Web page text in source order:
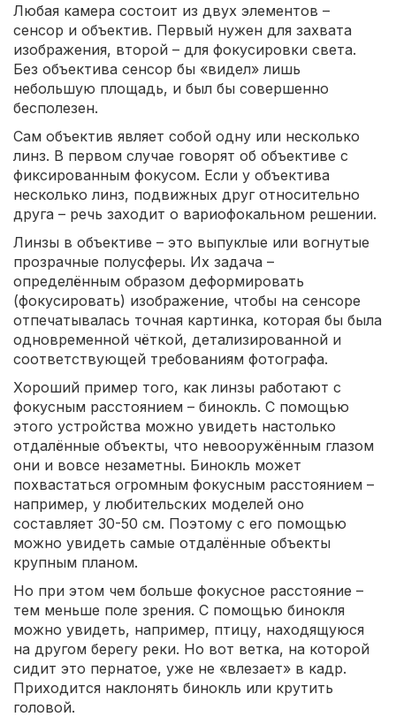
Любая камера состоит из двух элементов –
сенсор и объектив. Первый нужен для захвата
изображения, второй – для фокусировки света.
Без объектива сенсор бы «видел» лишь
небольшую площадь, и был бы совершенно
бесполезен.
Сам объектив являет собой одну или несколько
линз. В первом случае говорят об объективе с
фиксированным фокусом. Если у объектива
несколько линз, подвижных друг относительно
друга – речь заходит о вариофокальном решении.
Линзы в объективе – это выпуклые или вогнутые
прозрачные полусферы. Их задача –
определённым образом деформировать
(фокусировать) изображение, чтобы на сенсоре
отпечатывалась точная картинка, которая бы была
одновременной чёткой, детализированной и
соответствующей требованиям фотографа.
Хороший пример того, как линзы работают с
фокусным расстоянием – бинокль. С помощью
этого устройства можно увидеть настолько
отдалённые объекты, что невооружённым глазом
они и вовсе незаметны. Бинокль может
похвастаться огромным фокусным расстоянием –
например, у любительских моделей оно
составляет 30-50 см. Поэтому с его помощью
можно увидеть самые отдалённые объекты
крупным планом.
Но при этом чем больше фокусное расстояние –
тем меньше поле зрения. С помощью бинокля
можно увидеть, например, птицу, находящуюся
на другом берегу реки. Но вот ветка, на которой
сидит это пернатое, уже не «влезает» в кадр.
Приходится наклонять бинокль или крутить
головой.